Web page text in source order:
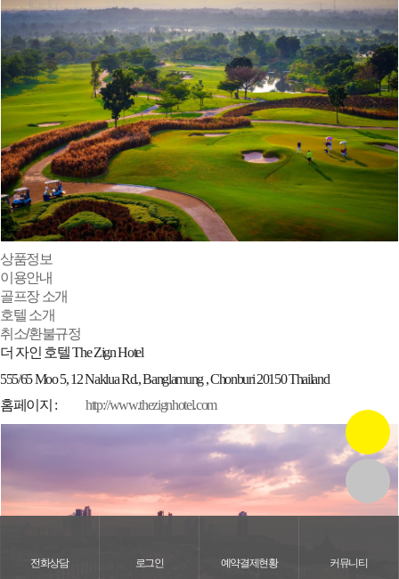
상품정보
이용안내
골프장 소개
호텔 소개
취소/환불규정
더 자인 호텔 The Zign Hotel
555/65 Moo 5, 12 Naklua Rd., Banglamung , Chonburi 20150 Thailand
홈페이지 :
http://www.thezignhotel.com
전화상담 로그인 예약결제현황 커뮤니티